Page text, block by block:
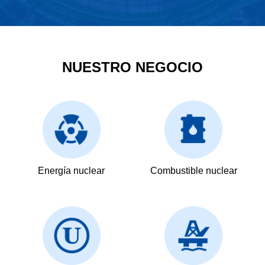
NUESTRO NEGOCIO
Energía nuclear Combustible nuclear